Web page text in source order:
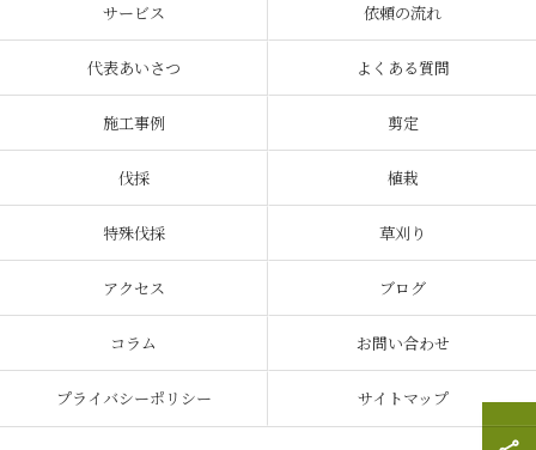
サービス 依頼の流れ
代表あいさつ よくある質問
施工事例 剪定
伐採 植栽
特殊伐採 草刈り
アクセス ブログ
コラム お問い合わせ
プライバシーポリシー サイトマップ